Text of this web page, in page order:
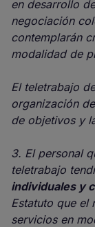
en desarrollo
negociación
contemplarán
modalidad de
El teletrabajo
organización
de objetivos y
3. El personal
teletrabajo
individuales y
Estatuto que el
servicios en